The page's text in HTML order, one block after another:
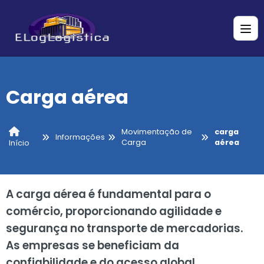
Carga aérea
Início
Informações
Movimentação de
Carga
carga
aérea
A carga aérea é fundamental para o
comércio, proporcionando agilidade e
segurança no transporte de mercadorias.
As empresas se beneficiam da